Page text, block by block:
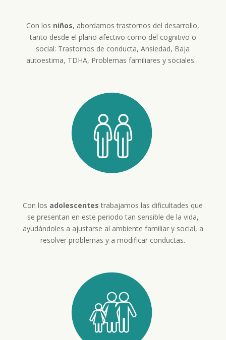
Con los niños, abordamos trastornos del desarrollo,
tanto desde el plano afectivo como del cognitivo o
social: Trastornos de conducta, Ansiedad, Baja
autoestima, TDHA, Problemas familiares y sociales…
Con los adolescentes trabajamos las dificultades que
se presentan en este periodo tan sensible de la vida,
ayudándoles a ajustarse al ambiente familiar y social, a
resolver problemas y a modificar conductas.